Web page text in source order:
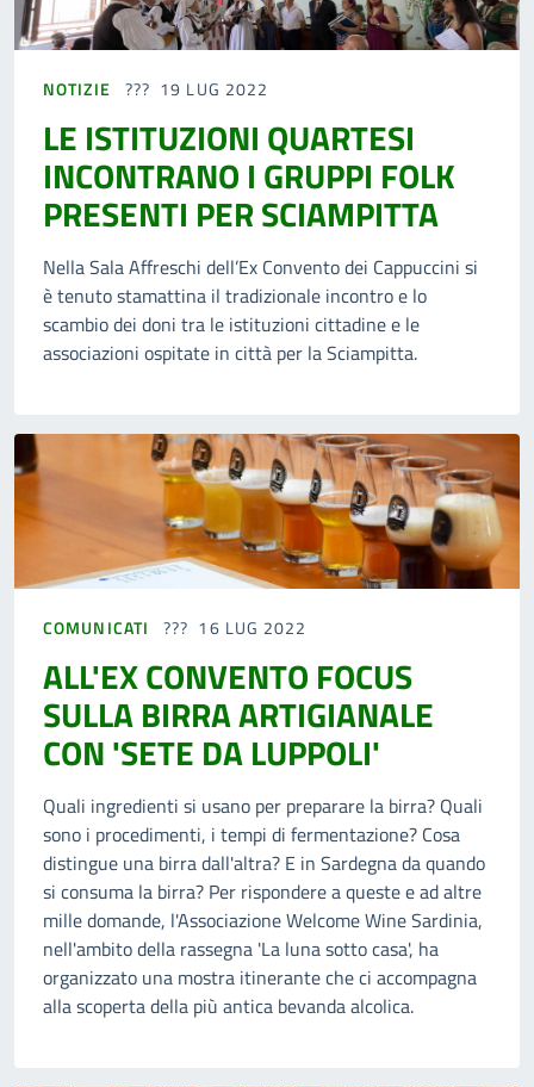
NOTIZIE 19 LUG 2022
LE ISTITUZIONI QUARTESI
INCONTRANO I GRUPPI FOLK
PRESENTI PER SCIAMPITTA
Nella Sala Affreschi dell’Ex Convento dei Cappuccini si
è tenuto stamattina il tradizionale incontro e lo
scambio dei doni tra le istituzioni cittadine e le
associazioni ospitate in città per la Sciampitta.
COMUNICATI 16 LUG 2022
ALL'EX CONVENTO FOCUS
SULLA BIRRA ARTIGIANALE
CON 'SETE DA LUPPOLI'
Quali ingredienti si usano per preparare la birra? Quali
sono i procedimenti, i tempi di fermentazione? Cosa
distingue una birra dall'altra? E in Sardegna da quando
si consuma la birra? Per rispondere a queste e ad altre
mille domande, l'Associazione Welcome Wine Sardinia,
nell'ambito della rassegna 'La luna sotto casa', ha
organizzato una mostra itinerante che ci accompagna
alla scoperta della più antica bevanda alcolica.